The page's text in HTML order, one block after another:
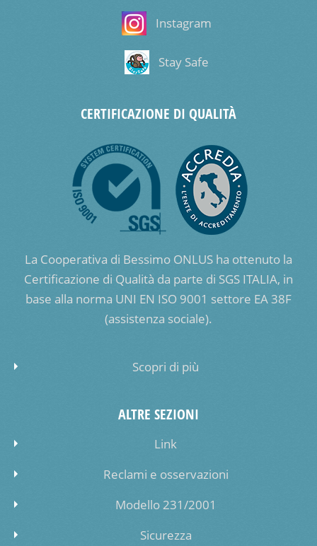
Instagram
Stay Safe
CERTIFICAZIONE DI QUALITÀ
La Cooperativa di Bessimo ONLUS ha ottenuto la
Certificazione di Qualità da parte di SGS ITALIA, in
base alla norma UNI EN ISO 9001 settore EA 38F
(assistenza sociale).
Scopri di più
ALTRE SEZIONI
Link
Reclami e osservazioni
Modello 231/2001
Sicurezza